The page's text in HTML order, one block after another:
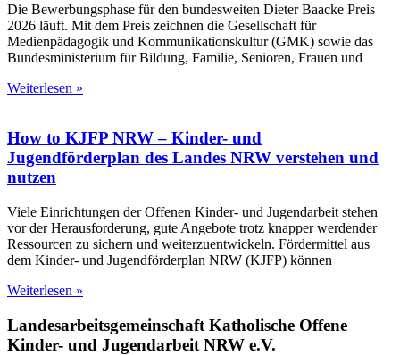
Die Bewerbungsphase für den bundesweiten Dieter Baacke Preis
2026 läuft. Mit dem Preis zeichnen die Gesellschaft für
Medienpädagogik und Kommunikationskultur (GMK) sowie das
Bundesministerium für Bildung, Familie, Senioren, Frauen und
Weiterlesen »
How to KJFP NRW – Kinder- und
Jugendförderplan des Landes NRW verstehen und
nutzen
Viele Einrichtungen der Offenen Kinder- und Jugendarbeit stehen
vor der Herausforderung, gute Angebote trotz knapper werdender
Ressourcen zu sichern und weiterzuentwickeln. Fördermittel aus
dem Kinder- und Jugendförderplan NRW (KJFP) können
Weiterlesen »
Landesarbeitsgemeinschaft Katholische Offene
Kinder- und Jugendarbeit NRW e.V.